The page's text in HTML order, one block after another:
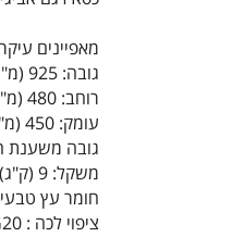
מאפיינים
גובה: 925 (מ"מ)
רוחב: 480 (מ"מ)
עומק: 450 (מ"מ)
גובה משענת הגב:
משקל: 9 (ק"ג)
חומר עץ
ציפוי לכה : Verinlegno G20